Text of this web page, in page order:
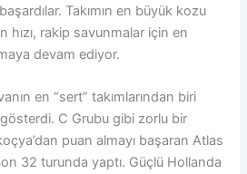
Takımın en büyük kozu
hızı, rakip savunmalar için en
devam ediyor.
en “sert” takımlarından biri
C Grubu gibi zorlu bir
puan almayı başaran Atlas
32 turunda yaptı. Güçlü Hollanda